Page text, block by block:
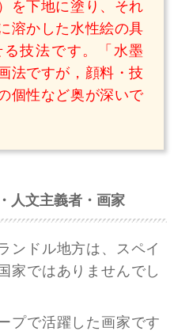
を下地に塗り、それ
溶かした水性絵の具
技法です。「水墨
法ですが，顔料・技
個性など奥が深いで
人文主義者・画家
ンドル地方は、スペイ
家ではありませんでし
プで活躍した画家です